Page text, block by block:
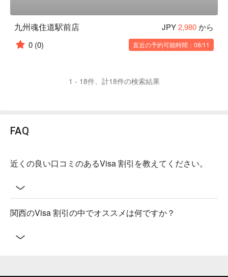
九州魂住道駅前店 JPY2,980から
0 (0) 直近の予約可能時間：08/11
1 - 18件、計18件の検索結果
FAQ
近くの良い口コミのあるVisa 割引を教えてください。
関西のVisa 割引の中でオススメは何ですか？